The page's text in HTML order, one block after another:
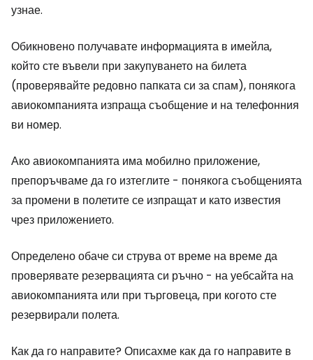
узнае.
Обикновено получавате информацията в имейла,
който сте въвели при закупуването на билета
(проверявайте редовно папката си за спам), понякога
авиокомпанията изпраща съобщение и на телефонния
ви номер.
Ако авиокомпанията има мобилно приложение,
препоръчваме да го изтеглите - понякога съобщенията
за промени в полетите се изпращат и като известия
чрез приложението.
Определено обаче си струва от време на време да
проверявате резервацията си ръчно - на уебсайта на
авиокомпанията или при търговеца, при когото сте
резервирали полета.
Как да го направите? Описахме как да го направите в